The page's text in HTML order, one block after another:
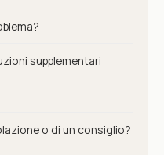
supplementari
o di un consiglio?